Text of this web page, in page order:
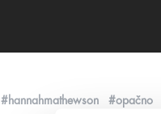
#hannahmathewson #opačno